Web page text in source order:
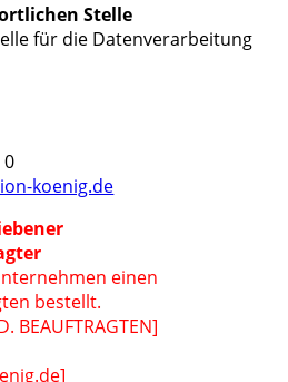
Stelle
für die Datenverarbeitung
0
koenig.de
einen
bestellt.
BEAUFTRAGTEN]